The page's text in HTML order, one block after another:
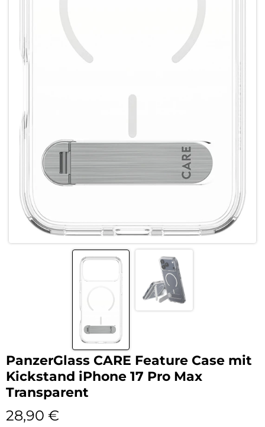
PanzerGlass CARE Feature Case mit
Kickstand iPhone 17 Pro Max
Transparent
28,90 €